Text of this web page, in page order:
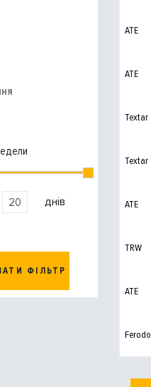
днів
ФІЛЬТР
ATE
ATE
Textar
Textar
ATE
TRW
ATE
Ferodo